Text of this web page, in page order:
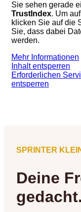
Sie sehen gerade
TrustIndex. Um
klicken Sie auf die
Sie, dass dabei
werden.
Mehr Informationen
Inhalt entsperren
Erforderlichen
entsperren
SPRINTER
Deine
gedacht.